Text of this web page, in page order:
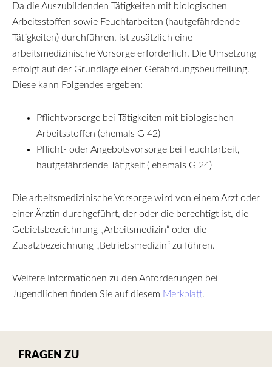
Da die Auszubildenden Tätigkeiten mit biologischen
Arbeitsstoffen sowie Feuchtarbeiten (hautgefährdende
Tätigkeiten) durchführen, ist zusätzlich eine
arbeitsmedizinische Vorsorge erforderlich. Die Umsetzung
erfolgt auf der Grundlage einer Gefährdungsbeurteilung.
Diese kann Folgendes ergeben:
Pflichtvorsorge bei Tätigkeiten mit biologischen
Arbeitsstoffen (ehemals G 42)
Pflicht- oder Angebotsvorsorge bei Feuchtarbeit,
hautgefährdende Tätigkeit ( ehemals G 24)
Die arbeitsmedizinische Vorsorge wird von einem Arzt oder
einer Ärztin durchgeführt, der oder die berechtigt ist, die
Gebietsbezeichnung „Arbeitsmedizin“ oder die
Zusatzbezeichnung „Betriebsmedizin“ zu führen.
Weitere Informationen zu den Anforderungen bei
Jugendlichen finden Sie auf diesem Merkblatt.
FRAGEN ZU